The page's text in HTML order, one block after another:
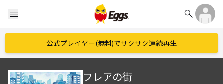
menu search
公式プレイヤー(無料)でサクサク連続再生
フレアの街